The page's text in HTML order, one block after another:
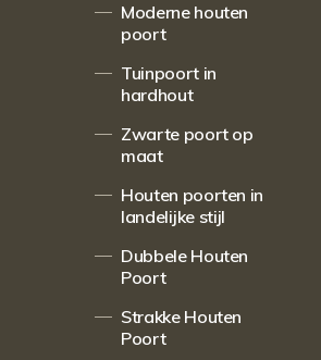
Moderne houten
poort
Tuinpoort in
hardhout
Zwarte poort op
maat
Houten poorten in
landelijke stijl
Dubbele Houten
Poort
Strakke Houten
Poort